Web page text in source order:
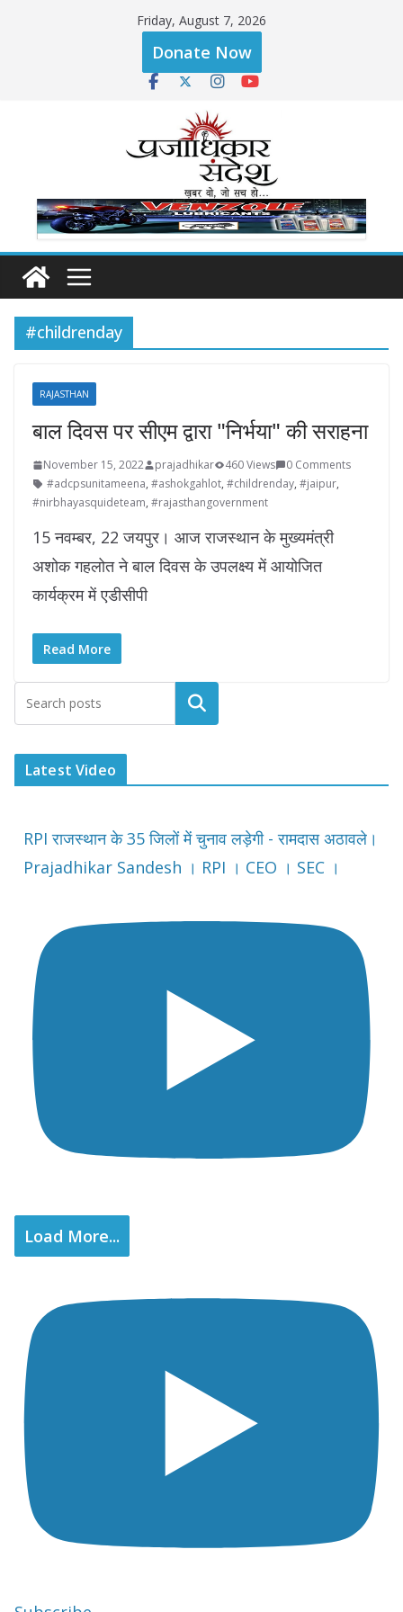
Friday, August 7, 2026
Donate Now
#childrenday
RAJASTHAN
बाल दिवस पर सीएम द्वारा "निर्भया" की सराहना
November 15, 2022 prajadhikar 460 Views
0 Comments
#adcpsunitameena, #ashokgahlot, #childrenday, #jaipur,
#nirbhayasquideteam, #rajasthangovernment
15 नवम्बर, 22 जयपुर। आज राजस्थान के मुख्यमंत्री
अशोक गहलोत ने बाल दिवस के उपलक्ष्य में आयोजित
कार्यक्रम में एडीसीपी
Read More
Latest Video
RPI राजस्थान के 35 जिलों में चुनाव लड़ेगी - रामदास अठावले।
Prajadhikar Sandesh । RPI । CEO । SEC ।
Load More...